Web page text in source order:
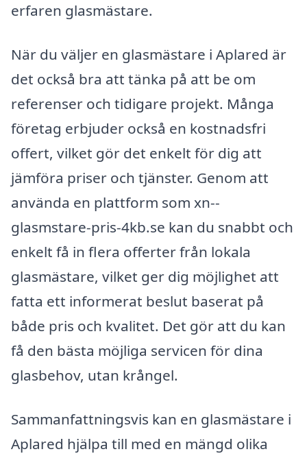
erfaren glasmästare.
När du väljer en glasmästare i Aplared är
det också bra att tänka på att be om
referenser och tidigare projekt. Många
företag erbjuder också en kostnadsfri
offert, vilket gör det enkelt för dig att
jämföra priser och tjänster. Genom att
använda en plattform som xn--
glasmstare-pris-4kb.se kan du snabbt och
enkelt få in flera offerter från lokala
glasmästare, vilket ger dig möjlighet att
fatta ett informerat beslut baserat på
både pris och kvalitet. Det gör att du kan
få den bästa möjliga servicen för dina
glasbehov, utan krångel.
Sammanfattningsvis kan en glasmästare i
Aplared hjälpa till med en mängd olika